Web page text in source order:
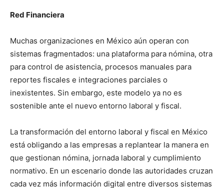
Red Financiera
Muchas organizaciones en México aún operan con
sistemas fragmentados: una plataforma para nómina, otra
para control de asistencia, procesos manuales para
reportes fiscales e integraciones parciales o
inexistentes. Sin embargo, este modelo ya no es
sostenible ante el nuevo entorno laboral y fiscal.
La transformación del entorno laboral y fiscal en México
está obligando a las empresas a replantear la manera en
que gestionan nómina, jornada laboral y cumplimiento
normativo. En un escenario donde las autoridades cruzan
cada vez más información digital entre diversos sistemas